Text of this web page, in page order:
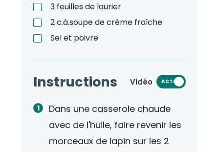
3 feuilles de laurier
2c.à.soupede crème fraîche
Sel et poivre
Instructions Vidéo ACTIVÉ
Dans une casserole chaude
avec de l'huile, faire revenir les
morceaux de lapin sur les 2